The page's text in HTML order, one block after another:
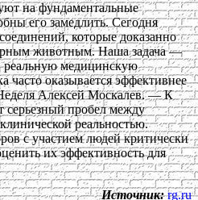
на фундаментальные
его замедлить. Сегодня
которые доказанно
животным. Наша задача —
реальную медицинскую
часто оказывается эффективнее
Алексей Москалев. — К
серьезный пробел между
реальностью.
с участием людей критически
их эффективность для
Источник: rg.ru